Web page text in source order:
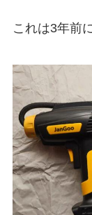
これは3年前